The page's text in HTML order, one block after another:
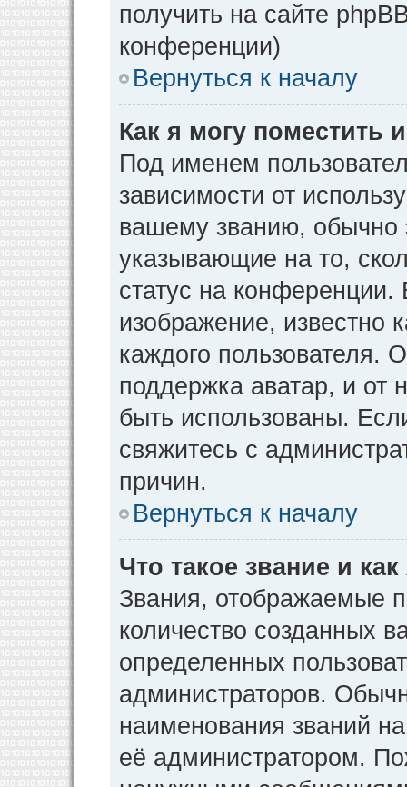
получить на сайте
конференции)
Вернуться к началу
Как я могу поместить
Под именем
зависимости от
вашему званию, обычно
указывающие на то,
статус на
изображение, известно
каждого пользователя.
поддержка аватар, и от
быть использованы.
свяжитесь с
причин.
Вернуться к началу
Что такое звание и
Звания, отображаемые
количество созданных
определенных
администраторов.
наименования званий
её администратором.